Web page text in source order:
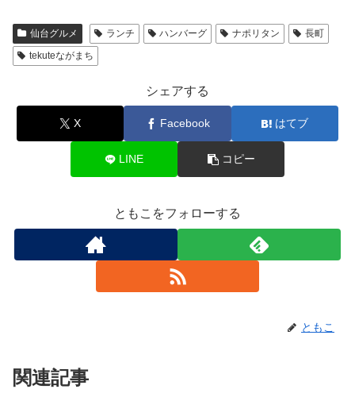
仙台グルメ ランチ ハンバーグ ナポリタン
長町
tekuteながまち
シェアする
X Facebook はてブ
LINE コピー
ともこをフォローする
ともこ
関連記事